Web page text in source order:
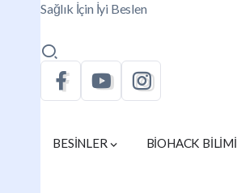
Sağlık İçin İyi Beslen
BESİNLER BİOHACK BİLİMİ